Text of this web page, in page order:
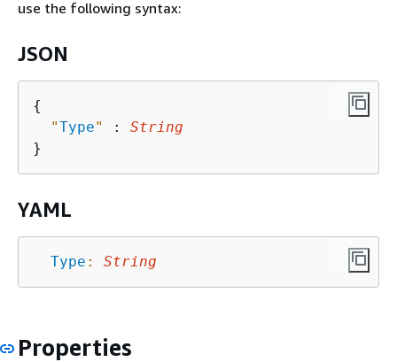
use the following syntax:
JSON
{
"Type" : String
YAML
Type : String
Properties